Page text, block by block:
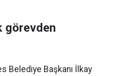
görevden
Belediye Başkanı İlkay